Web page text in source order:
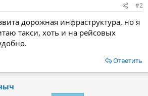
#2
дорожная инфраструктура, но я
такси, хоть и на рейсовых
Ответить